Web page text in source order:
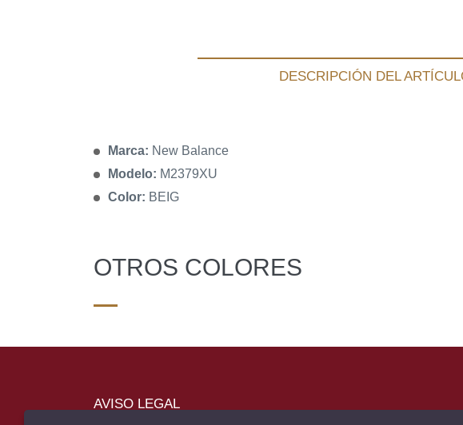
DESCRIPCIÓN DEL
Marca: New Balance
Modelo: M2379XU
Color: BEIG
OTROS COLORES
AVISO LEGAL